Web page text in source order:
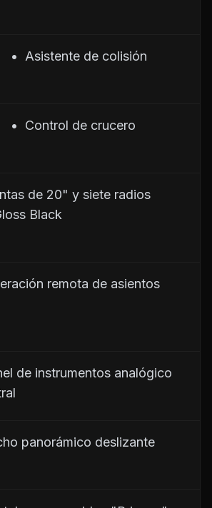
de colisión
de crucero
de 20" y siete radios
Black
remota de asientos
de instrumentos analógico
panorámico deslizante